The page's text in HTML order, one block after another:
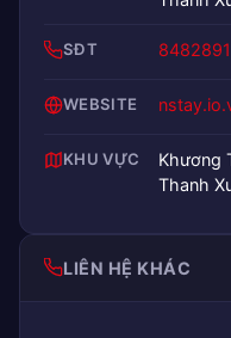
SĐT
WEBSITE
KHU VỰC
Khương
Thanh
LIÊN HỆ KHÁC